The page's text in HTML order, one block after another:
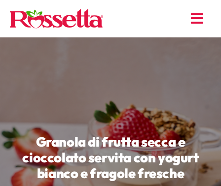
content
Granola di frutta secca e
cioccolato servita con yogurt
bianco e fragole fresche